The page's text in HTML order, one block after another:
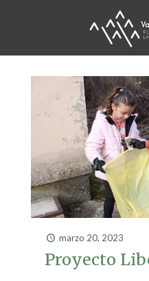
marzo 20, 2023
Proyecto